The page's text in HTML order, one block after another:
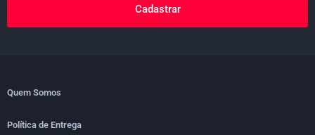
Cadastrar
Quem Somos
Política de Entrega